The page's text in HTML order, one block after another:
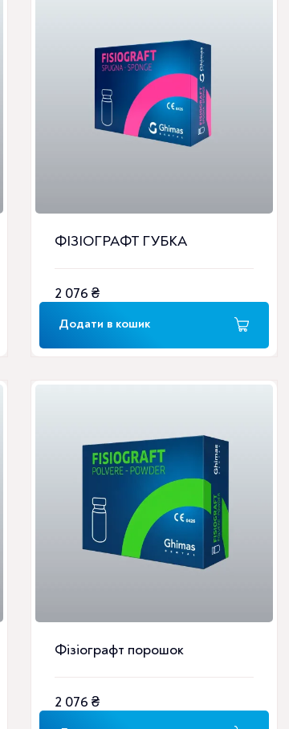
ФІЗІОГРАФТ ГУБКА
2 076 ₴
Додати в кошик
Фізіографт порошок
2 076 ₴